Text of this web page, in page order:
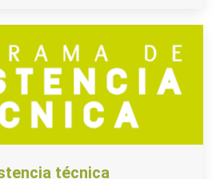
técnica